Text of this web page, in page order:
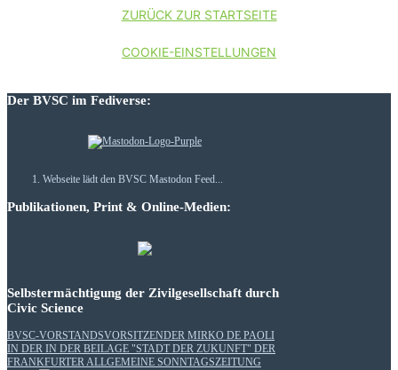
ZURÜCK ZUR STARTSEITE
COOKIE-EINSTELLUNGEN
Der BVSC im Fediverse:
Webseite lädt den BVSC Mastodon Feed...
Publikationen, Print & Online-Medien:
Selbstermächtigung der Zivilgesellschaft durch
Civic Science
BVSC-VORSTANDSVORSITZENDER MIRKO DE PAOLI
IN DER IN DER BEILAGE "STADT DER ZUKUNFT" DER
FRANKFURTER ALLGEMEINE SONNTAGSZEITUNG